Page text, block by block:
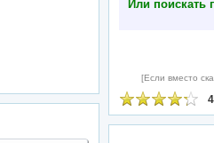
Или поискать
[Если вместо